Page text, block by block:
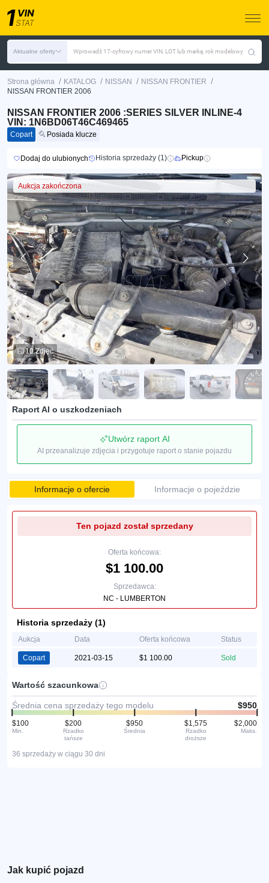
Aktualne oferty Wprowadź 17-cyfrowy numer VIN, LOT lub markę, rok modelowy
Strona główna / KATALOG / NISSAN / NISSAN FRONTIER /
NISSAN FRONTIER 2006
NISSAN FRONTIER 2006 :SERIES SILVER INLINE-4
VIN: 1N6BD06T46C469465
Copart Posiada klucze
Dodaj do ulubionych Historia sprzedaży (1) Pickup
Aukcja zakończona
10 Zdjęć
Raport AI o uszkodzeniach
Utwórz raport AI
AI przeanalizuje zdjęcia i przygotuje raport o stanie pojazdu
Informacje o ofercie Informacje o pojeździe
Ten pojazd został sprzedany
Oferta końcowa:
$1 100.00
Sprzedawca:
NC - LUMBERTON
Historia sprzedaży (1)
Aukcja Data Oferta końcowa Status
Copart 2021-03-15 $1 100.00 Sold
Wartość szacunkowa
Średnia cena sprzedaży tego modelu $950
$100
Min.
$200
Rzadko
tańsze
$950
Średnia
$1,575
Rzadko
droższe
$2,000
Maks.
36 sprzedaży w ciągu 30 dni
Jak kupić pojazd